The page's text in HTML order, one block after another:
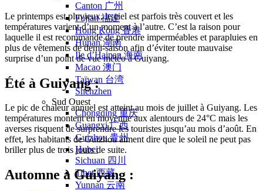
Canton 广州
Fujian 福建
Hong Kong 香港
Hunan 湖南
Ile d’Hainan 海南
Macao 澳门
Taïwan 台湾
Shenzhen
Sud Ouest
Chongqing 重庆
Guangxi 广西
Guizhou 贵州
Hubei
Sichuan 四川
Tibet 西藏
Yunnan 云南
Le printemps est pluvieux, le ciel est parfois très couvert et les
températures varient d’un moment à l’autre. C’est la raison pour
laquelle il est recommandé de prendre imperméables et parapluies en
plus de vêtements de demi-saison afin d’éviter toute mauvaise
surprise d’un point de vue météo à Guiyang.
Été à Guiyang :
Le pic de chaleur annuel est atteint au mois de juillet à Guiyang. Les
températures montent en moyenne aux alentours de 24°C mais les
averses risquent de surprendre les touristes jusqu’au mois d’août. En
effet, les habitants de Guizhou aiment dire que le soleil ne peut pas
briller plus de trois jours de suite.
Automne à Guiyang :